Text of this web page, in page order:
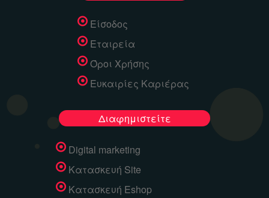
Είσοδος
Εταιρεία
Όροι Χρήσης
Ευκαιρίες Καριέρας
Διαφημιστείτε
Digital marketing
Κατασκευή Site
Κατασκευή Eshop